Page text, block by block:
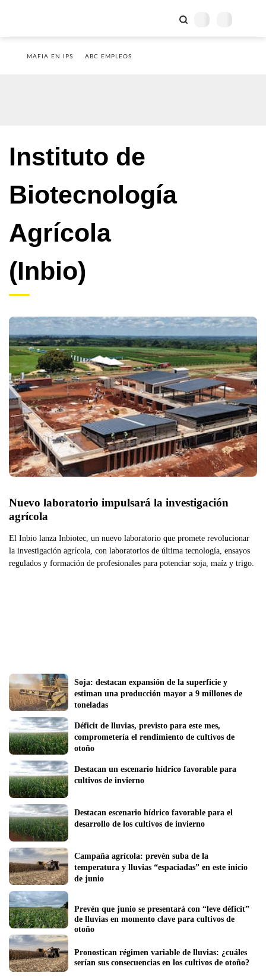
MAFIA EN IPS ABC EMPLEOS
Instituto de
Biotecnología
Agrícola
(Inbio)
Nuevo laboratorio impulsará la investigación
agrícola
El Inbio lanza Inbiotec, un nuevo laboratorio que promete revolucionar
la investigación agrícola, con laboratorios de última tecnología, ensayos
regulados y formación de profesionales para potenciar soja, maíz y trigo.
Soja: destacan expansión de la superficie y
estiman una producción mayor a 9 millones de
toneladas
Déficit de lluvias, previsto para este mes,
comprometería el rendimiento de cultivos de
otoño
Destacan un escenario hídrico favorable para
cultivos de invierno
Destacan escenario hídrico favorable para el
desarrollo de los cultivos de invierno
Campaña agrícola: prevén suba de la
temperatura y lluvias “espaciadas” en este inicio
de junio
Prevén que junio se presentará con “leve déficit”
de lluvias en momento clave para cultivos de
otoño
Pronostican régimen variable de lluvias: ¿cuáles